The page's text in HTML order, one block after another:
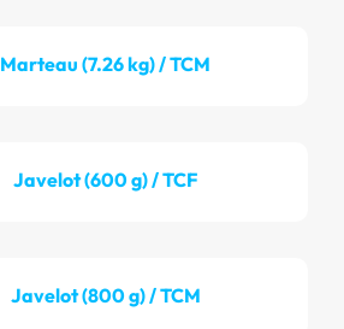
Marteau (7.26 kg) / TCM
Javelot (600 g) / TCF
Javelot (800 g) / TCM